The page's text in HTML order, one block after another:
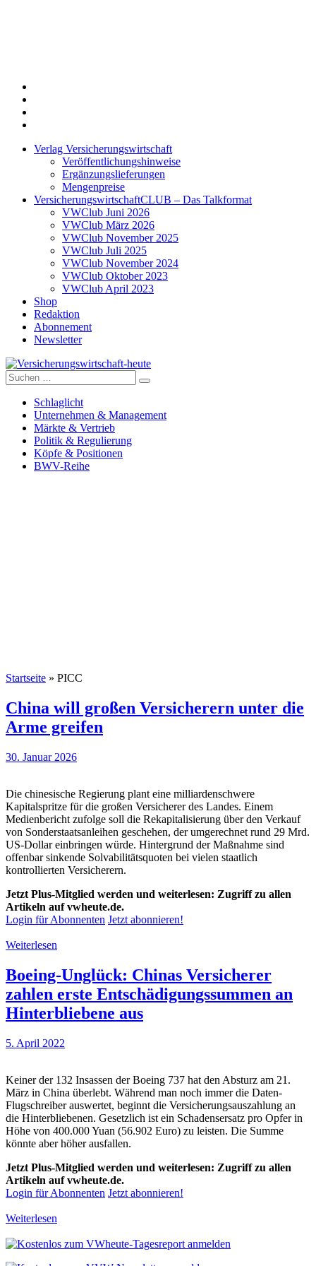
Verlag Versicherungswirtschaft
Veröffentlichungshinweise
Ergänzungslieferungen
Mengenpreise
VersicherungswirtschaftCLUB – Das Talkformat
VWClub Juni 2026
VWClub März 2026
VWClub November 2025
VWClub Juli 2025
VWClub November 2024
VWClub Oktober 2023
VWClub April 2023
Shop
Redaktion
Abonnement
Newsletter
Versicherungswirtschaft-heute
Suche
nach:
Schlaglicht
Unternehmen & Management
Märkte & Vertrieb
Politik & Regulierung
Köpfe & Positionen
BWV-Reihe
Startseite » PICC
China will großen Versicherern unter die
Arme greifen
30. Januar 2026
Die chinesische Regierung plant eine milliardenschwere
Kapitalspritze für die großen Versicherer des Landes. Einem
Medienbericht zufolge soll die Rekapitalisierung über den Verkauf
von Sonderstaatsanleihen geschehen, der umgerechnet rund 29 Mrd.
US-Dollar einbringen würde. Hintergrund der Maßnahme sind
offenbar sinkende Solvabilitätsquoten bei vielen staatlich
kontrollierten Versicherern.
Jetzt Plus-Mitglied werden und weiterlesen: Zugriff zu allen
Artikeln auf vwheute.de.
Login für Abonnenten Jetzt abonnieren!
Weiterlesen
Boeing-Unglück: Chinas Versicherer
zahlen erste Entschädigungssummen an
Hinterbliebene aus
5. April 2022
Keiner der 132 Insassen der Boeing 737 hat den Absturz am 21.
März in China überlebt. Während man noch immer die Daten-
Flugschreiber auswertet, beginnt die Versicherungsauszahlung an
die Hinterbliebenen. Gesetzlich ist ein Schadensersatz pro Opfer in
Höhe von 400.000 Yuan (56.902 Euro) zu leisten. Die Summe
könnte aber höher ausfallen.
Jetzt Plus-Mitglied werden und weiterlesen: Zugriff zu allen
Artikeln auf vwheute.de.
Login für Abonnenten Jetzt abonnieren!
Weiterlesen